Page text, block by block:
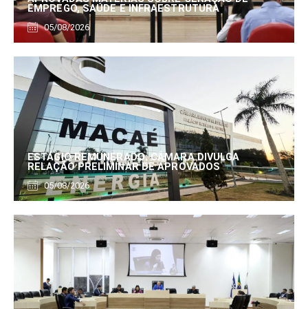
EMPREGO, SAÚDE E INFRAESTRUTURA
05/08/2026
ESTÁGIO REMUNERADO: CÂMARA DIVULGA
RELAÇÃO PRELIMINAR DE APROVADOS
05/08/2026